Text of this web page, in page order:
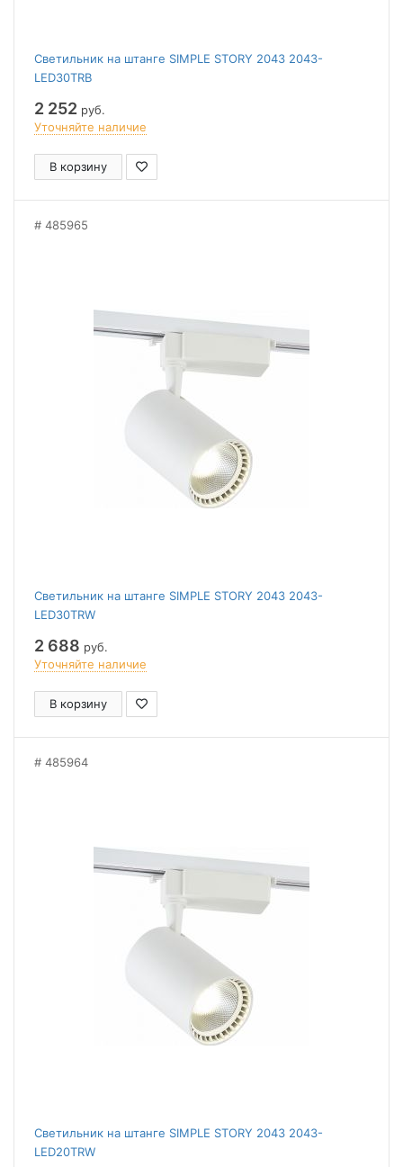
Светильник на штанге SIMPLE STORY 2043 2043-
LED30TRB
2 252 руб.
Уточняйте наличие
В корзину
485965
Светильник на штанге SIMPLE STORY 2043 2043-
LED30TRW
2 688 руб.
Уточняйте наличие
В корзину
485964
Светильник на штанге SIMPLE STORY 2043 2043-
LED20TRW